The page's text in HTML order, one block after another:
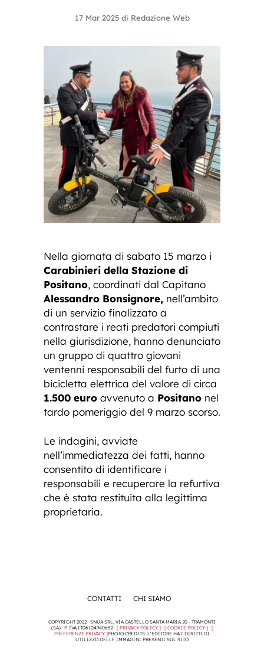
17 Mar 2025 di Redazione Web
Nella giornata di sabato 15 marzo i
Carabinieri della Stazione di
Positano, coordinati dal Capitano
Alessandro Bonsignore, nell’ambito
di un servizio finalizzato a
contrastare i reati predatori compiuti
nella giurisdizione, hanno denunciato
un gruppo di quattro giovani
ventenni responsabili del furto di una
bicicletta elettrica del valore di circa
1.500 euro avvenuto a Positano nel
tardo pomeriggio del 9 marzo scorso.
Le indagini, avviate
nell’immediatezza dei fatti, hanno
consentito di identificare i
responsabili e recuperare la refurtiva
che è stata restituita alla legittima
proprietaria.
CONTATTI CHI SIAMO
COPYRIGHT 2022 · SNUA SRL, VIA CASTELLO SANTA MARIA 20 - TRAMONTI
(SA) · P. IVA IT06104940652 · [ PRIVACY POLICY ]· [ COOKIE POLICY ]· [
PREFERENZE PRIVACY ]PHOTO CREDITS: L'EDITORE HA I DIRITTI DI
UTILIZZO DELLE IMMAGINI PRESENTI SUL SITO